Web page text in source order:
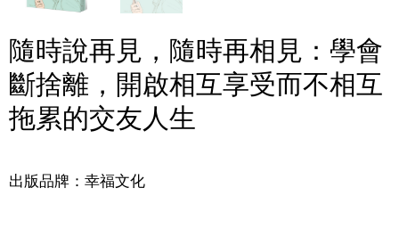
隨時說再見，隨時再相見：學會
斷捨離，開啟相互享受而不相互
拖累的交友人生
出版品牌：幸福文化